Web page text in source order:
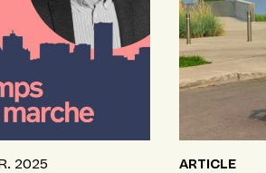
2025 ARTICLE